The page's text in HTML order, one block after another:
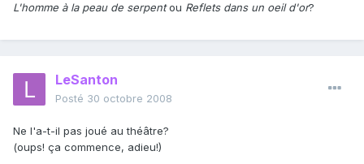
L'homme à la peau de serpentou Reflets dans un oeil d'or?
LeSanton
Posté 30 octobre 2008
Ne l'a-t-il pas joué au théâtre?
(oups! ça commence, adieu!)